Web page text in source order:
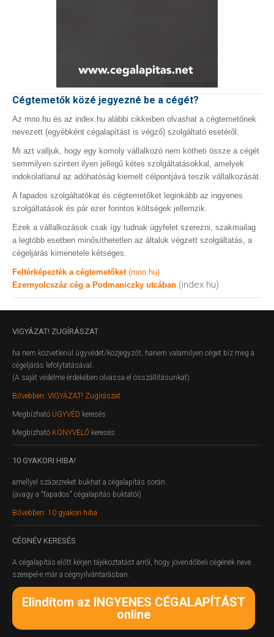
Cégtemetők közé jegyezné be a cégét?
Az mno.hu és az index.hu alábbi cikkeiben olvashat a cégtemetőnek
nevezett (egyébként cégalapítást is végző) szolgáltató esetéről.
Mi azt valljuk, hogy egy komoly vállalkozó nem kötheti össze a cégét
semmilyen szinten ilyen jellegű kétes szolgáltatásokkal, amelyek
indokolatlanul az adóhatóság kiemelt célpontjává teszik vállalkozását.
A fapados szolgáltatókat és cégtemetőket leginkább az ingyenes
szolgáltatások és pár ezer forintos költségek jellemzik.
Ezek a vállalkozások csak így tudnak ügyfelet szerezni, szakmailag
a legtöbb esetben minősíthetetlen az általuk végzett szolgáltatás, a
cégeljárás kimenetele kétséges.
Feltérképezték a cégtemetőket (mno.hu)
Ezernyolcszáz cég a Podmaniczky utcában (index.hu)
VIGYÁZAT! ZUGÍRÁSZAT
ha nem közvetlenül ügyvédet/közjegyzőt, hanem valamilyen céget bíz meg a
cégeljárás lefolytatásával.
(A saját védelme érdekében olvassa el összállításunkat)
Bővebben: VIGYÁZAT! Zugírászat
Megbízható ÜGYVÉD keresés
Megbízható KÖNYVELŐ keresés
10 GYAKORI HIBA!
amellyel százezreket bukhat a cégalapítás során.
(avagy a "fapados" cégalapítás buktatói)
Bővebben: 10 gyakori hiba
CÉGNÉV KERESÉS
A cégalapítás előtt kérjen tájékoztatást arról, hogy jövendőbeli cégének neve
szerepel-e már a cégnyilvántarásban.
Elindítom az INGYENES CÉGALAPÍTÁST
online